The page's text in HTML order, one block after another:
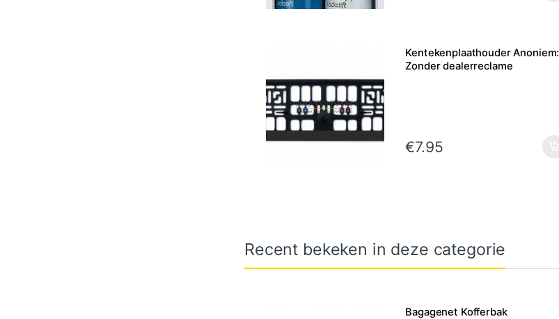
Kentekenplaathouder Anoniem:
Zonder dealerreclame
€7.95
Recent bekeken in deze categorie
Bagagenet Kofferbak